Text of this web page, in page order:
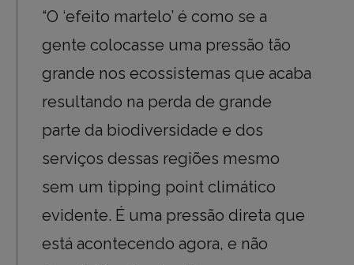
“O ‘efeito martelo’ é como se a
gente colocasse uma pressão tão
grande nos ecossistemas que acaba
resultando na perda de grande
parte da biodiversidade e dos
serviços dessas regiões mesmo
sem um tipping point climático
evidente. É uma pressão direta que
está acontecendo agora, e não